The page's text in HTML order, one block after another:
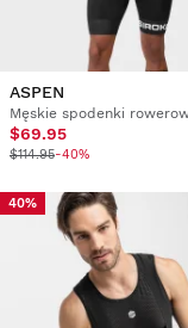
ASPEN
$69.95
$114.95-40%
40%